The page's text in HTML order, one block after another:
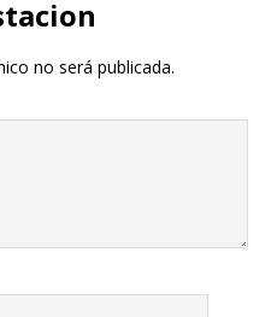
no será publicada.